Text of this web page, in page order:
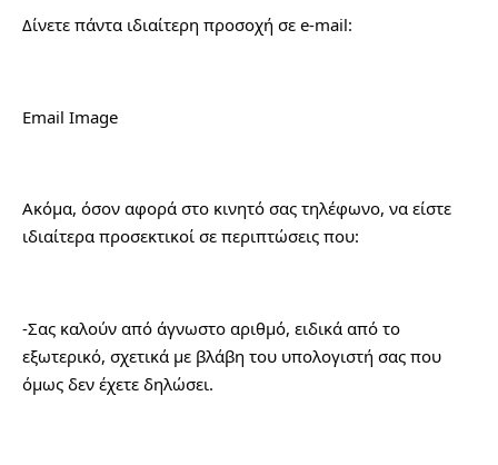
Δίνετε πάντα ιδιαίτερη προσοχή σε e-mail:
Email Image
Ακόμα, όσον αφορά στο κινητό σας τηλέφωνο, να είστε
ιδιαίτερα προσεκτικοί σε περιπτώσεις που:
-Σας καλούν από άγνωστο αριθμό, ειδικά από το
εξωτερικό, σχετικά με βλάβη του υπολογιστή σας που
όμως δεν έχετε δηλώσει.